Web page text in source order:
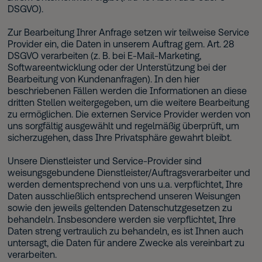
DSGVO).
Zur Bearbeitung Ihrer Anfrage setzen wir teilweise Service
Provider ein, die Daten in unserem Auftrag gem. Art. 28
DSGVO verarbeiten (z. B. bei E-Mail-Marketing,
Softwareentwicklung oder der Unterstützung bei der
Bearbeitung von Kundenanfragen). In den hier
beschriebenen Fällen werden die Informationen an diese
dritten Stellen weitergegeben, um die weitere Bearbeitung
zu ermöglichen. Die externen Service Provider werden von
uns sorgfältig ausgewählt und regelmäßig überprüft, um
sicherzugehen, dass Ihre Privatsphäre gewahrt bleibt.
Unsere Dienstleister und Service-Provider sind
weisungsgebundene Dienstleister/Auftragsverarbeiter und
werden dementsprechend von uns u.a. verpflichtet, Ihre
Daten ausschließlich entsprechend unseren Weisungen
sowie den jeweils geltenden Datenschutzgesetzen zu
behandeln. Insbesondere werden sie verpflichtet, Ihre
Daten streng vertraulich zu behandeln, es ist Ihnen auch
untersagt, die Daten für andere Zwecke als vereinbart zu
verarbeiten.